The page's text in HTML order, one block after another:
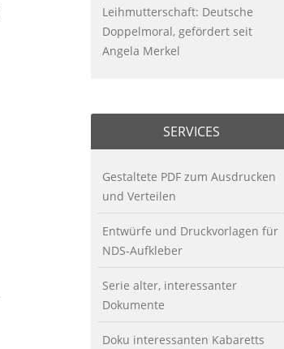
Leihmutterschaft: Deutsche
Doppelmoral, gefördert seit
Angela Merkel
SERVICES
Gestaltete PDF zum Ausdrucken
und Verteilen
Entwürfe und Druckvorlagen für
NDS-Aufkleber
Serie alter, interessanter
Dokumente
Doku interessanten Kabaretts